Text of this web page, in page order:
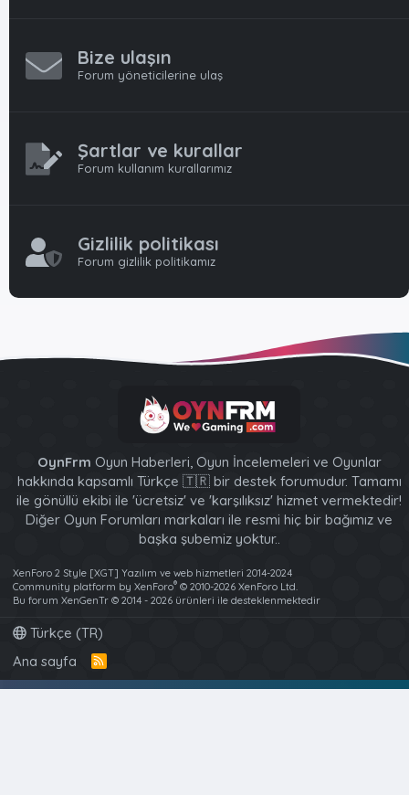
Bize ulaşın
Forum yöneticilerine ulaş
Şartlar ve kurallar
Forum kullanım kurallarımız
Gizlilik politikası
Forum gizlilik politikamız
OynFrm Oyun Haberleri, Oyun İncelemeleri ve Oyunlar
hakkında kapsamlı Türkçe 🇹🇷 bir destek forumudur. Tamamı
ile gönüllü ekibi ile 'ücretsiz' ve 'karşılıksız' hizmet vermektedir!
Diğer Oyun Forumları markaları ile resmi hiç bir bağımız ve
başka şubemiz yoktur..
XenForo 2 Style [XGT] Yazılım ve web hizmetleri 2014-2024
Community platform by XenForo® © 2010-2026 XenForo Ltd.
Bu forum XenGenTr © 2014 - 2026 ürünleri ile desteklenmektedir
Türkçe (TR)
Ana sayfa
R
S